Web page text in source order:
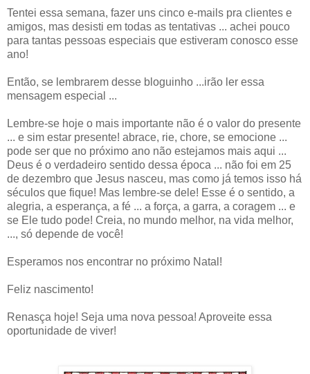
Tentei essa semana, fazer uns cinco e-mails pra clientes e
amigos, mas desisti em todas as tentativas ... achei pouco
para tantas pessoas especiais que estiveram conosco esse
ano!
Então, se lembrarem desse bloguinho ...irão ler essa
mensagem especial ...
Lembre-se hoje o mais importante não é o valor do presente
... e sim estar presente! abrace, rie, chore, se emocione ...
pode ser que no próximo ano não estejamos mais aqui ...
Deus é o verdadeiro sentido dessa época ... não foi em 25
de dezembro que Jesus nasceu, mas como já temos isso há
séculos que fique! Mas lembre-se dele! Esse é o sentido, a
alegria, a esperança, a fé ... a força, a garra, a coragem ... e
se Ele tudo pode! Creia, no mundo melhor, na vida melhor,
..., só depende de você!
Esperamos nos encontrar no próximo Natal!
Feliz nascimento!
Renasça hoje! Seja uma nova pessoa! Aproveite essa
oportunidade de viver!